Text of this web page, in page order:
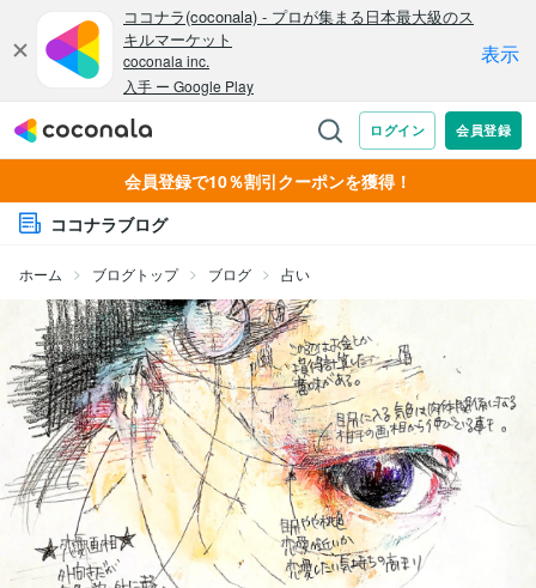
会員登録で10％割引クーポンを獲得！
ココナラブログ
ホーム ブログトップ ブログ 占い